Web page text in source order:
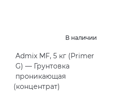
В наличии
Admix MF, 5 кг (Primer
G) — Грунтовка
проникающая
(концентрат)